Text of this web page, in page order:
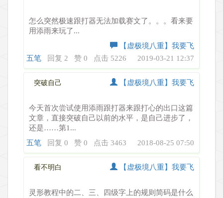
怎么突然极速跟打器无法加载赛文了。。。看来要
用添雨来玩了...
【虚极境八重】我要飞
2019-03-21 12:37
五笔 回复 2 赞 0 点击 5226
突破自己 【虚极境八重】我要飞
今天首次尝试使用添雨跟打器来跟打心的出口这篇
文章，直接突破自己以前的水平，是自己进步了，
还是……第1...
2018-08-25 07:50
五笔 回复 0 赞 0 点击 3463
看不明白 【虚极境八重】我要飞
灵形教程中的二、三、四级字上的规则简码是什么